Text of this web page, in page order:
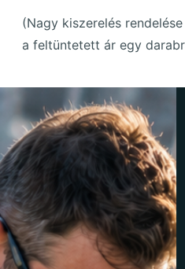
(Nagy kiszerelés
a feltüntetett ár egy